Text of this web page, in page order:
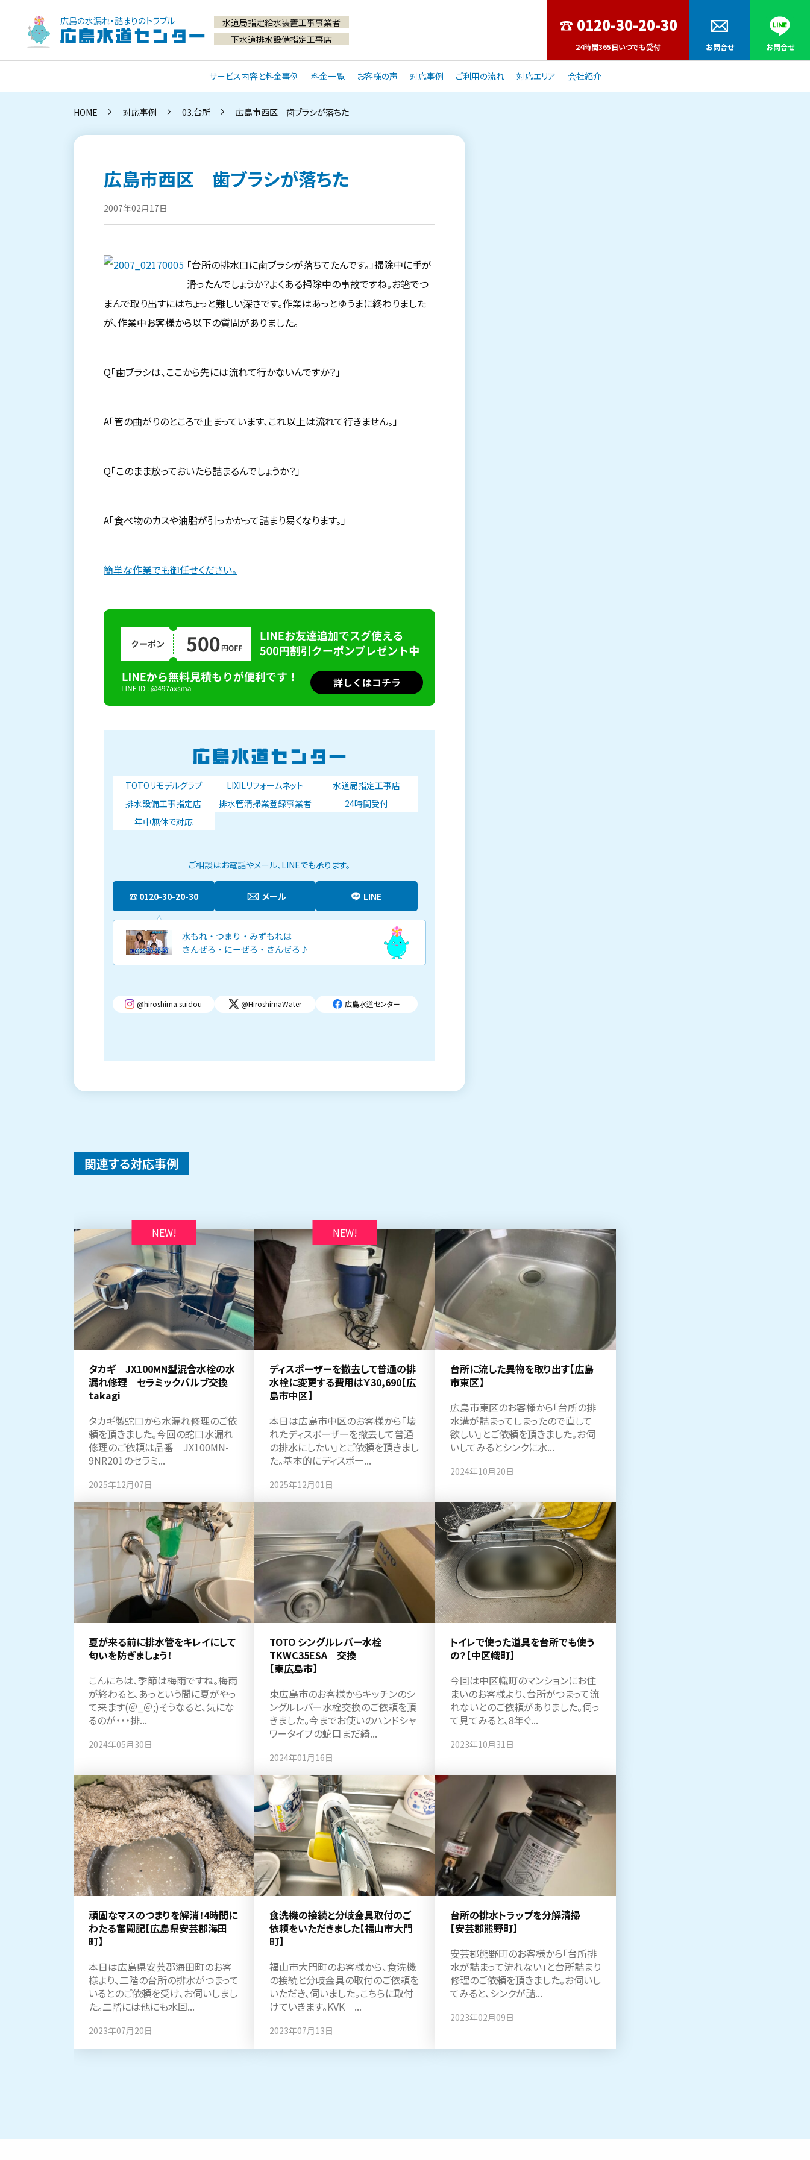
広島の水漏れ・詰まりのトラブル
広島水道センター
24時間365日いつでも受付 お問合せ お問合せ
サービス内容と料金事例 料金一覧 お客様の声 対応事例 ご利用の流れ 対応エリア 会社紹介
水道局指定給水装置工事事業者
下水道排水設備指定工事店
HOME 対応事例 03.台所 広島市西区 歯ブラシが落ちた
広島市西区 歯ブラシが落ちた
2007年02月17日
「台所の排水口に歯ブラシが落ちてたんです。」掃除中に手が
滑ったんでしょうか？よくある掃除中の事故ですね。お箸でつ
まんで取り出すにはちょっと難しい深さです。作業はあっとゆうまに終わりました
が、作業中お客様から以下の質問がありました。
Q「歯ブラシは、ここから先には流れて行かないんですか？」
A「管の曲がりのところで止まっています、これ以上は流れて行きません。」
Q「このまま放っておいたら詰まるんでしょうか？」
A「食べ物のカスや油脂が引っかかって詰まり易くなります。」
簡単な作業でも御任せください。
TOTOリモデルグラブ LIXILリフォームネット
水道局指定工事店
排水設備工事指定店
排水管清掃業登録事業者
24時間受付
年中無休で対応
ご相談はお電話やメール、LINEでも承ります。
0120-30-20-30 メール LINE
@hiroshima.suidou @HiroshimaWater 広島水道センター
関連する対応事例
タカギ JX100MN型混合水栓の水
漏れ修理 セラミックバルブ交換
takagi
タカギ製蛇口から水漏れ修理のご依
頼を頂きました。今回の蛇口水漏れ
修理のご依頼は品番 JX100MN-
9NR201のセラミ...
2025年12月07日
ディスポーザーを撤去して普通の排
水栓に変更する費用は￥30,690【広
島市中区】
本日は広島市中区のお客様から「壊
れたディスポーザーを撤去して普通
の排水にしたい」とご依頼を頂きまし
た。基本的にディスポー...
2025年12月01日
台所に流した異物を取り出す【広島
市東区】
広島市東区のお客様から「台所の排
水溝が詰まってしまったので直して
欲しい」とご依頼を頂きました。お伺
いしてみるとシンクに水...
2024年10月20日
夏が来る前に排水管をキレイにして
匂いを防ぎましょう！
こんにちは、季節は梅雨ですね。梅雨
が終わると、あっという間に夏がやっ
て来ます(＠_＠;)そうなると、気にな
るのが・・・排...
2024年05月30日
TOTO シングルレバー水栓
TKWC35ESA 交換
【東広島市】
東広島市のお客様からキッチンのシ
ングルレバー水栓交換のご依頼を頂
きました。今までお使いのハンドシャ
ワータイプの蛇口まだ綺...
2024年01月16日
トイレで使った道具を台所でも使う
の？【中区幟町】
今回は中区幟町のマンションにお住
まいのお客様より、台所がつまって流
れないとのご依頼がありました。伺っ
て見てみると、8年ぐ...
2023年10月31日
頑固なマスのつまりを解消！4時間に
わたる奮闘記【広島県安芸郡海田
町】
本日は広島県安芸郡海田町のお客
様より、二階の台所の排水がつまって
いるとのご依頼を受け、お伺いしまし
た。二階には他にも水回...
2023年07月20日
食洗機の接続と分岐金具取付のご
依頼をいただきました【福山市大門
町】
福山市大門町のお客様から、食洗機
の接続と分岐金具の取付のご依頼を
いただき、伺いました。こちらに取付
けていきます。KVK ...
2023年07月13日
台所の排水トラップを分解清掃
【安芸郡熊野町】
安芸郡熊野町のお客様から「台所排
水が詰まって流れない」と台所詰まり
修理のご依頼を頂きました。お伺いし
てみると、シンクが詰...
2023年02月09日